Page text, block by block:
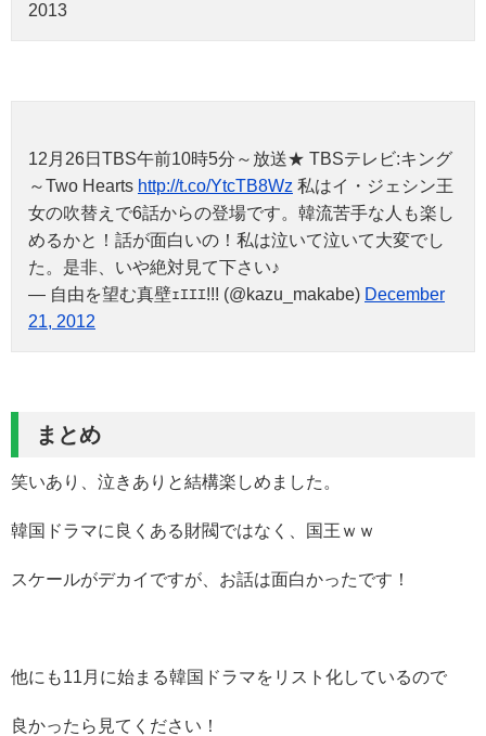
2013
12月26日TBS午前10時5分～放送★ TBSテレビ:キング
～Two Hearts http://t.co/YtcTB8Wz 私はイ・ジェシン王
女の吹替えで6話からの登場です。韓流苦手な人も楽し
めるかと！話が面白いの！私は泣いて泣いて大変でし
た。是非、いや絶対見て下さい♪
— 自由を望む真壁ｪｴｴｴ!!! (@kazu_makabe) December
21, 2012
まとめ
笑いあり、泣きありと結構楽しめました。
韓国ドラマに良くある財閥ではなく、国王ｗｗ
スケールがデカイですが、お話は面白かったです！
他にも11月に始まる韓国ドラマをリスト化しているので
良かったら見てください！